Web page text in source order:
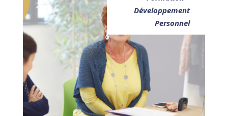
Développement
Personnel